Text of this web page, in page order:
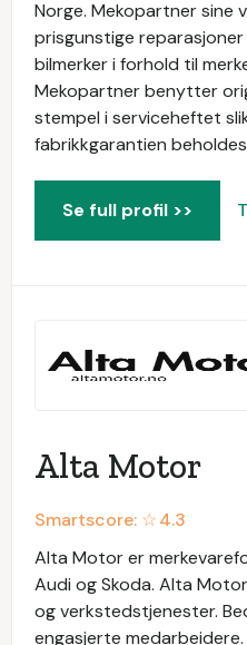
Norge. Mekopartner sine
prisgunstige
bilmerker i forhold til
Mekopartner benytter
stempel i serviceheftet
fabrikkgarantien
Se full profil >>
Alta Motor
Smartscore: ☆4.3
Alta Motor er
Audi og Skoda. Alta
og verkstedstjenester.
engasjerte